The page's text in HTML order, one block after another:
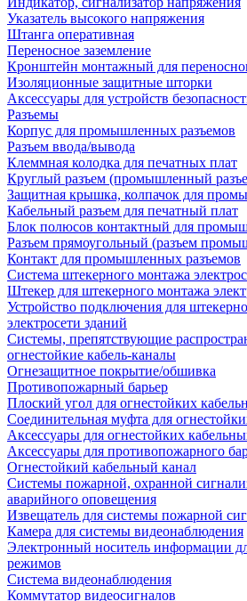
Указатель высокого напряжения
Штанга оперативная
Переносное заземление
Кронштейн монтажный для
Изоляционные защитные шторки
Аксессуары для устройств
Разъемы
Корпус для промышленных разъемов
Разъем ввода/вывода
Клеммная колодка для печатных плат
Круглый разъем (промышленный
Защитная крышка, колпачок для
Кабельный разъем для печатный плат
Блок полюсов контактный для
Разъем прямоугольный (разъем
Контакт для промышленных разъемов
Система штекерного монтажа
Штекер для штекерного монтажа
Устройство подключения для
электросети зданий
Системы, препятствующие
огнестойкие кабель-каналы
Огнезащитное покрытие/обшивка
Противопожарный барьер
Плоский угол для огнестойких
Соединительная муфта для
Аксессуары для огнестойких
Аксессуары для противопожарного
Огнестойкий кабельный канал
Системы пожарной, охранной
аварийного оповещения
Извещатель для системы пожарной
Камера для системы видеонаблюдения
Электронный носитель информации
режимов
Система видеонаблюдения
Коммутатор видеосигналов